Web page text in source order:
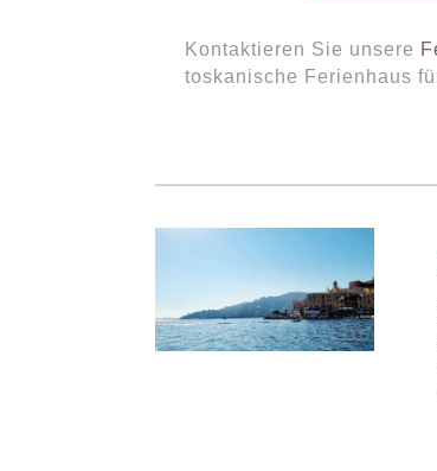
Kontaktieren Sie unsere
toskanische Ferienhaus